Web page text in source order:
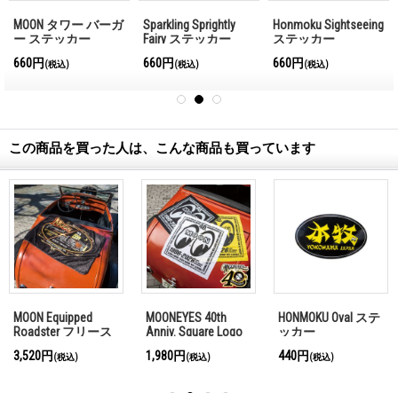
MOON タワー バーガ
ー ステッカー
660円 (税込)
Sparkling Sprightly
Fairy ステッカー
660円 (税込)
Honmoku Sightseeing
ステッカー
660円 (税込)
この商品を買った人は、こんな商品も買っています
MOON Equipped
Roadster フリース
3,520円 (税込)
MOONEYES 40th
Anniv. Square Logo
1,980円 (税込)
HONMOKU Oval ステ
ッカー
440円 (税込)